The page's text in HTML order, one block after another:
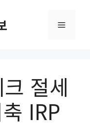
메
절세
IRP